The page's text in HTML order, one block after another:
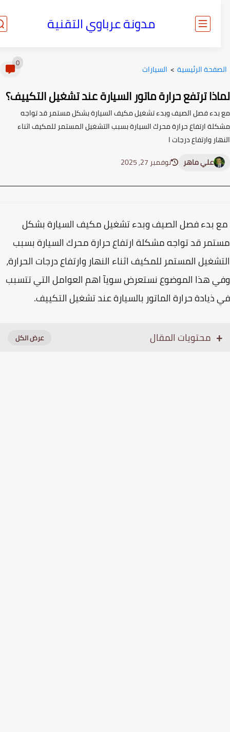
مدونة عرباوي التقنية
الرئيسية> السيارات
ترتفع حرارة ماتور السيارة عند تشغيل التكييف؟
فصل الصيف وبدء تشغيل مكيف السيارة بشكل مستمر قد تواجه
ارتفاع حرارة محرك السيارة بسبب التشغيل المستمر للمكيف اثناء
وارتفاع درجات ا
علي ماهر
نوفمبر 27, 2025
بدء فصل الصيف وبدء تشغيل مكيف السيارة بشكل
قد تواجه مشكلة ارتفاع حرارة محرك السيارة بسبب
المستمر للمكيف اثناء النهار وارتفاع درجات الحرارة،
هذا الموضوع نستعرض سويآ اهم العوامل التي تتسبب
حرارة الماتور بالسيارة عند تشغيل التكييف.
محتويات المقال